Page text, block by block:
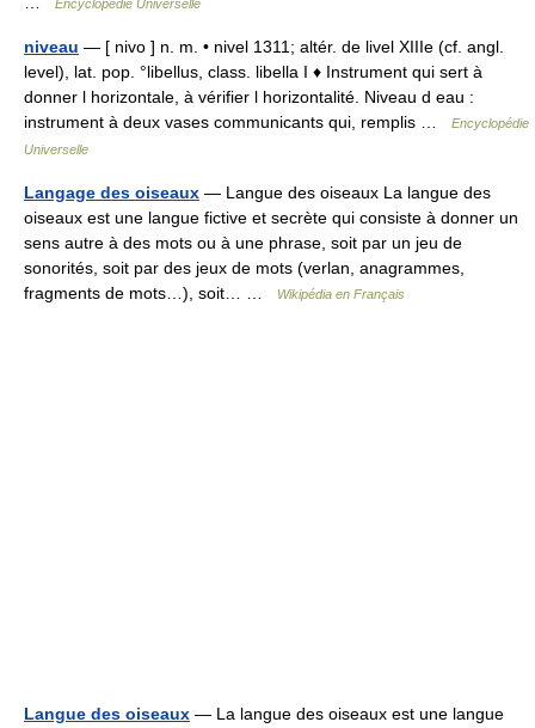
Encyclopédie Universelle
niveau — [ nivo ] n. m. • nivel 1311; altér. de livel XIIIe (cf. angl.
level), lat. pop. °libellus, class. libella I ♦ Instrument qui sert à
donner l horizontale, à vérifier l horizontalité. Niveau d eau :
instrument à deux vases communicants qui, remplis …
Encyclopédie
Universelle
Langage des oiseaux — Langue des oiseaux La langue des
oiseaux est une langue fictive et secrète qui consiste à donner un
sens autre à des mots ou à une phrase, soit par un jeu de
sonorités, soit par des jeux de mots (verlan, anagrammes,
fragments de mots…), soit… …
Wikipédia en Français
Langue des oiseaux — La langue des oiseaux est une langue